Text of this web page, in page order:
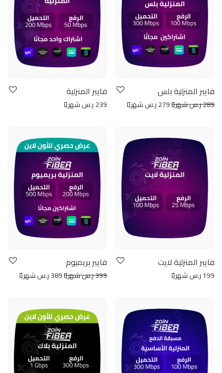
فايبر المنزلية بلس
289 ر.س شهريًا
فايبر المنزلية
239 ر.س شهريًا
فايبر المنزلية لايت
199 ر.س شهريًا
فايبر بريميوم
399 ر.س شهريًا